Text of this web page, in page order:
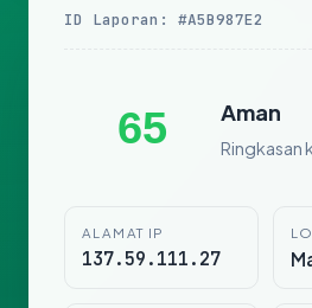
ID Laporan: #A5B987E2
65 Aman
Ringkasan
ALAMAT IP
137.59.111.27